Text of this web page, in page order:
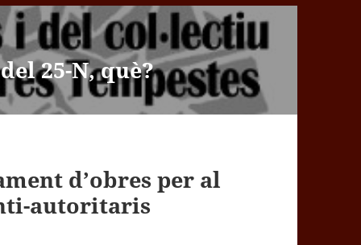
25-N, què?
d’obres per al
autoritaris